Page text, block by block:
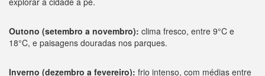
Outono (setembro a novembro): clima fresco, entre 9°C e
18°C, e paisagens douradas nos parques.
Inverno (dezembro a fevereiro): frio intenso, com médias entre